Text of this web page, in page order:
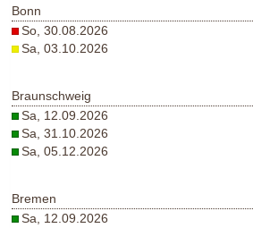
Bonn
So, 30.08.2026
Sa, 03.10.2026
Braunschweig
Sa, 12.09.2026
Sa, 31.10.2026
Sa, 05.12.2026
Bremen
Sa, 12.09.2026